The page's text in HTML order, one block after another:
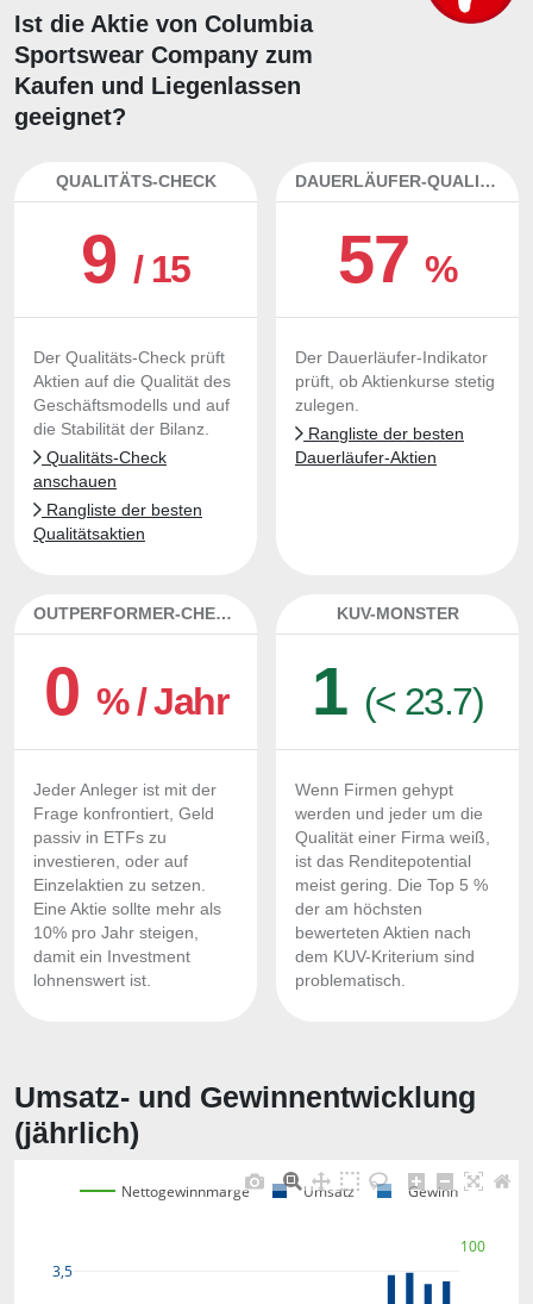
Ist die Aktie von Columbia
Sportswear Company zum
Kaufen und Liegenlassen
geeignet?
QUALITÄTS-CHECK
9/ 15
Der Qualitäts-Check prüft
Aktien auf die Qualität des
Geschäftsmodells und auf
die Stabilität der Bilanz.
Qualitäts-Check
anschauen
Rangliste der besten
Qualitätsaktien
DAUERLÄUFER-QUALITÄTEN
57%
Der Dauerläufer-Indikator
prüft, ob Aktienkurse stetig
zulegen.
Rangliste der besten
Dauerläufer-Aktien
OUTPERFORMER-CHECK
0 % / Jahr
Jeder Anleger ist mit der
Frage konfrontiert, Geld
passiv in ETFs zu
investieren, oder auf
Einzelaktien zu setzen.
Eine Aktie sollte mehr als
10% pro Jahr steigen,
damit ein Investment
lohnenswert ist.
KUV-MONSTER
1 (< 23.7)
Wenn Firmen gehypt
werden und jeder um die
Qualität einer Firma weiß,
ist das Renditepotential
meist gering. Die Top 5 %
der am höchsten
bewerteten Aktien nach
dem KUV-Kriterium sind
problematisch.
Umsatz- und Gewinnentwicklung
(jährlich)
3,5
100
Nettogewinnmarge Umsatz Gewinn